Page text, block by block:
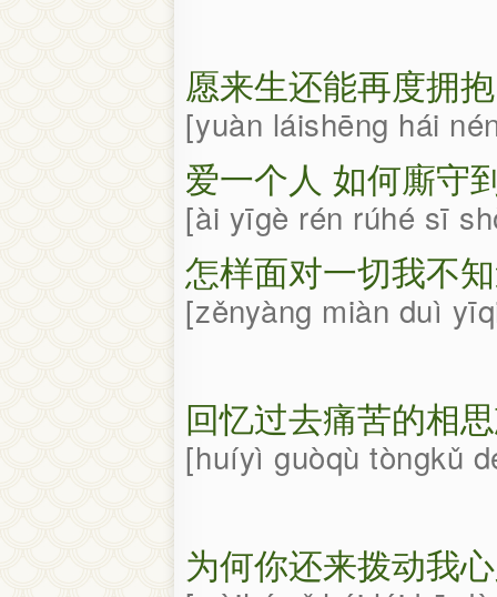
愿来生还能再度拥抱
yuàn láishēng hái
爱一个人 如何廝守
ài yīgè rén rúhé sī
怎样面对一切我不
zěnyàng miàn duì
回忆过去痛苦的相
huíyì guòqù tòngkǔ
为何你还来拨动我